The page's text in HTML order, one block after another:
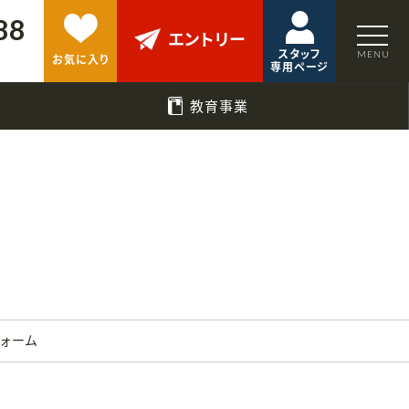
お気に入り
エントリー
スタッフ
専用ページ
教育事業
ーム